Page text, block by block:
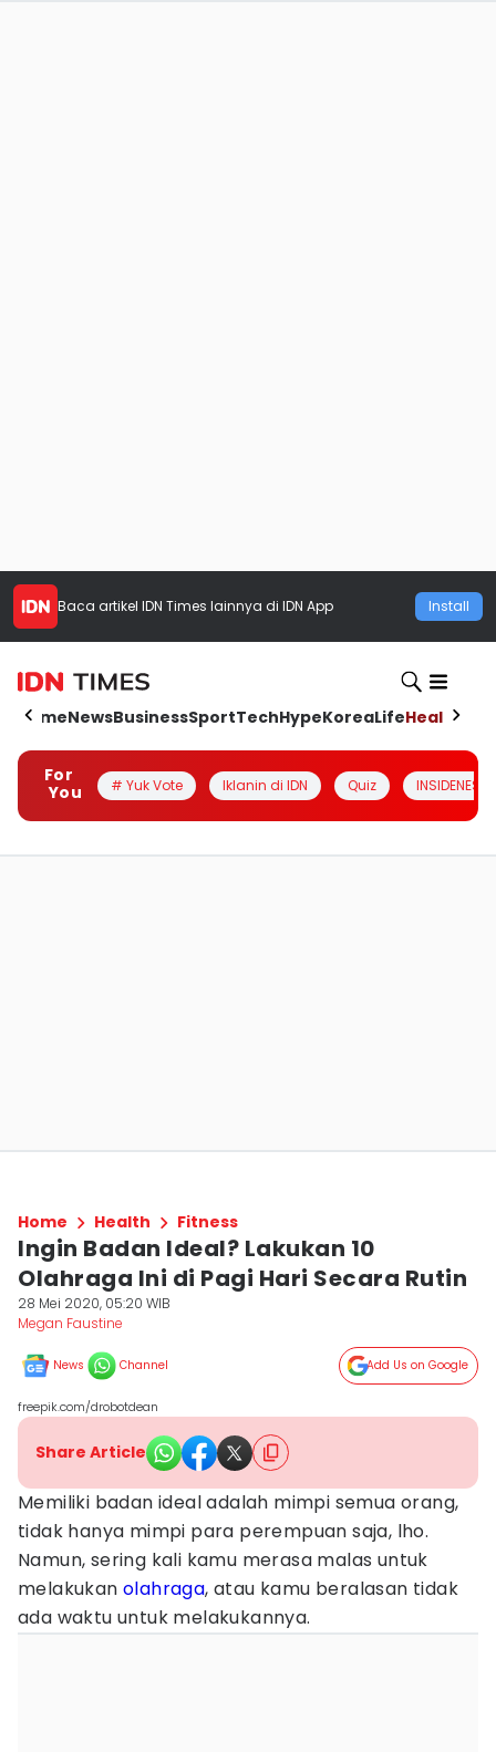
Baca artikel IDN Times lainnya di IDN App Install
HomeNewsBusinessSportTechHypeKoreaLifeHealth
For
You
# Yuk Vote Iklanin di IDN Quiz INSIDENESIA
Home Health Fitness
Ingin Badan Ideal? Lakukan 10
Olahraga Ini di Pagi Hari Secara Rutin
28 Mei 2020, 05:20 WIB
Megan Faustine
News Channel Add Us on Google
freepik.com/drobotdean
Share Article
Memiliki badan ideal adalah mimpi semua orang,
tidak hanya mimpi para perempuan saja, lho.
Namun, sering kali kamu merasa malas untuk
melakukanolahraga, atau kamu beralasan tidak
ada waktu untuk melakukannya.